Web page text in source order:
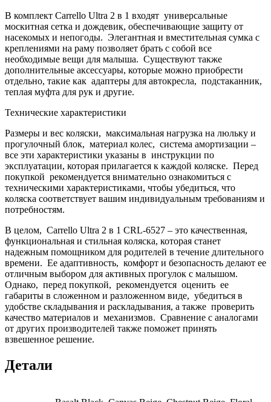
В комплект Carrello Ultra 2 в 1 входят универсальные
москитная сетка и дождевик, обеспечивающие защиту от
насекомых и непогоды. Элегантная и вместительная сумка с
креплениями на раму позволяет брать с собой все
необходимые вещи для малыша. Существуют также
дополнительные аксессуары, которые можно приобрести
отдельно, такие как адаптеры для автокресла, подстаканник,
теплая муфта для рук и другие.
Технические характеристики
Размеры и вес коляски, максимальная нагрузка на люльку и
прогулочный блок, материал колес, система амортизации –
все эти характеристики указаны в инструкции по
эксплуатации, которая прилагается к каждой коляске. Перед
покупкой рекомендуется внимательно ознакомиться с
техническими характеристиками, чтобы убедиться, что
коляска соответствует вашим индивидуальным требованиям и
потребностям.
В целом, Carrello Ultra 2 в 1 CRL-6527 – это качественная,
функциональная и стильная коляска, которая станет
надежным помощником для родителей в течение длительного
времени. Ее адаптивность, комфорт и безопасность делают ее
отличным выбором для активных прогулок с малышом.
Однако, перед покупкой, рекомендуется оценить ее
габариты в сложенном и разложенном виде, убедиться в
удобстве складывания и раскладывания, а также проверить
качество материалов и механизмов. Сравнение с аналогами
от других производителей также поможет принять
взвешенное решение.
Детали